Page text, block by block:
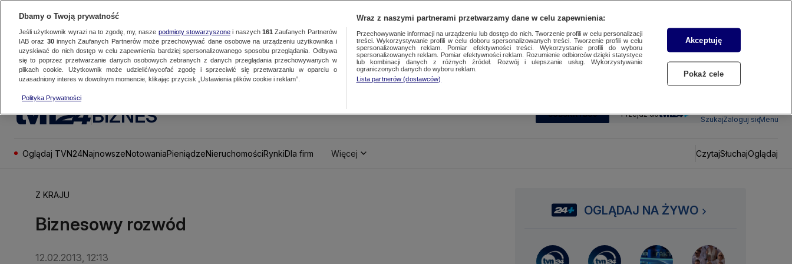
BIZNES SUBSKRYBUJ Przejdź do
SzukajZaloguj sięMenu
Oglądaj TVN24NajnowszeNotowaniaPieniądzeNieruchomościRynkiDla firm Więcej CzytajSłuchajOglądaj
Z KRAJU
Biznesowy rozwód
12.02.2013, 12:13
OGLĄDAJ NA ŻYWO
Dbamy o Twoją prywatność
Jeśli użytkownik wyrazi na to zgodę, my, nasze podmioty stowarzyszonei naszych 161 Zaufanych Partnerów
IAB oraz 30innych Zaufanych Partnerów może przechowywać dane osobowe na urządzeniu użytkownika i
uzyskiwać do nich dostęp w celu zapewnienia bardziej spersonalizowanego sposobu przeglądania. Odbywa
się to poprzez przetwarzanie danych osobowych zebranych z danych przeglądania przechowywanych w
plikach cookie. Użytkownik może udzielić/wycofać zgodę i sprzeciwić się przetwarzaniu w oparciu o
uzasadniony interes w dowolnym momencie, klikając przycisk „Ustawienia plików cookie i reklam”.
Polityka Prywatności
Wraz z naszymi partnerami przetwarzamy dane w celu zapewnienia:
Przechowywanie informacji na urządzeniu lub dostęp do nich. Tworzenie profili w celu personalizacji
treści. Wykorzystywanie profili w celu doboru spersonalizowanych treści. Tworzenie profili w celu
spersonalizowanych reklam. Pomiar efektywności treści. Wykorzystanie profili do wyboru
spersonalizowanych reklam. Pomiar efektywności reklam. Rozumienie odbiorców dzięki statystyce
lub kombinacji danych z różnych źródeł. Rozwój i ulepszanie usług. Wykorzystywanie
ograniczonych danych do wyboru reklam.
Lista partnerów (dostawców)
Akceptuję
Pokaż cele